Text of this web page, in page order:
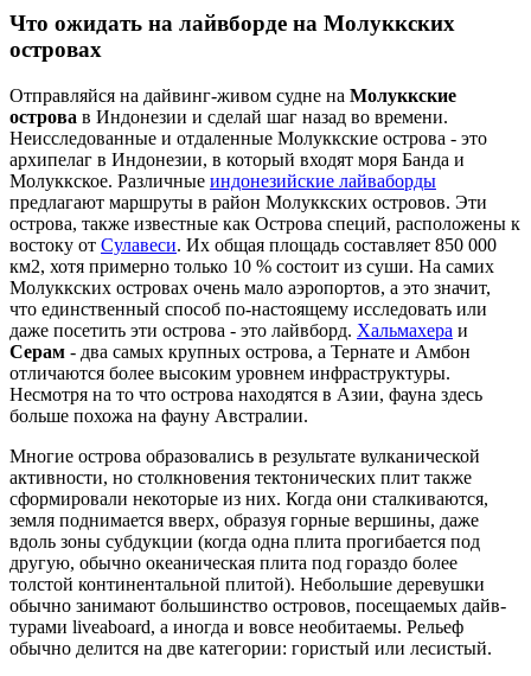
Что ожидать на лайвборде на Молуккских
островах
Отправляйся на дайвинг-живом судне на Молуккские
острова в Индонезии и сделай шаг назад во времени.
Неисследованные и отдаленные Молуккские острова - это
архипелаг в Индонезии, в который входят моря Банда и
Молуккское. Различные индонезийские лайваборды
предлагают маршруты в район Молуккских островов. Эти
острова, также известные как Острова специй, расположены к
востоку от Сулавеси. Их общая площадь составляет 850 000
км2, хотя примерно только 10 % состоит из суши. На самих
Молуккских островах очень мало аэропортов, а это значит,
что единственный способ по-настоящему исследовать или
даже посетить эти острова - это лайвборд. Хальмахера и
Серам - два самых крупных острова, а Тернате и Амбон
отличаются более высоким уровнем инфраструктуры.
Несмотря на то что острова находятся в Азии, фауна здесь
больше похожа на фауну Австралии.
Многие острова образовались в результате вулканической
активности, но столкновения тектонических плит также
сформировали некоторые из них. Когда они сталкиваются,
земля поднимается вверх, образуя горные вершины, даже
вдоль зоны субдукции (когда одна плита прогибается под
другую, обычно океаническая плита под гораздо более
толстой континентальной плитой). Небольшие деревушки
обычно занимают большинство островов, посещаемых дайв-
турами liveaboard, а иногда и вовсе необитаемы. Рельеф
обычно делится на две категории: гористый или лесистый.